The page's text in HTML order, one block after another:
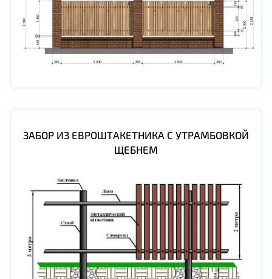
ЗАБОР ИЗ ЕВРОШТАКЕТНИКА С УТРАМБОВКОЙ
ЩЕБНЕМ